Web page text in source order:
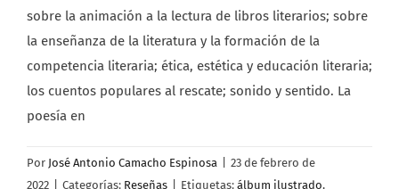
sobre la animación a la lectura de libros literarios; sobre
la enseñanza de la literatura y la formación de la
competencia literaria; ética, estética y educación literaria;
los cuentos populares al rescate; sonido y sentido. La
poesía en
Por José Antonio Camacho Espinosa
23 de febrero de
2022
Categorías: Reseñas Etiquetas: álbum ilustrado,